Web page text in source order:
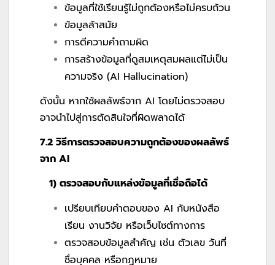
ข้อมูลที่ใช้เรียนรู้ไม่ถูกต้องหรือไม่ครบถ้วน
ข้อมูลล้าสมัย
การตีความคำถามผิด
การสร้างข้อมูลที่ดูสมเหตุสมผลแต่ไม่เป็น
ความจริง (AI Hallucination)
ดังนั้น หากใช้ผลลัพธ์จาก AI โดยไม่ตรวจสอบ
อาจนำไปสู่การตัดสินใจที่ผิดพลาดได้
7.2 วิธีการตรวจสอบความถูกต้องของผลลัพธ์
จาก AI
1) ตรวจสอบกับแหล่งข้อมูลที่เชื่อถือได้
เปรียบเทียบคำตอบของ AI กับหนังสือ
เรียน งานวิจัย หรือเว็บไซต์ทางการ
ตรวจสอบข้อมูลสำคัญ เช่น ตัวเลข วันที่
ชื่อบุคคล หรือกฎหมาย